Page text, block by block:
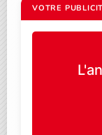
VOTRE